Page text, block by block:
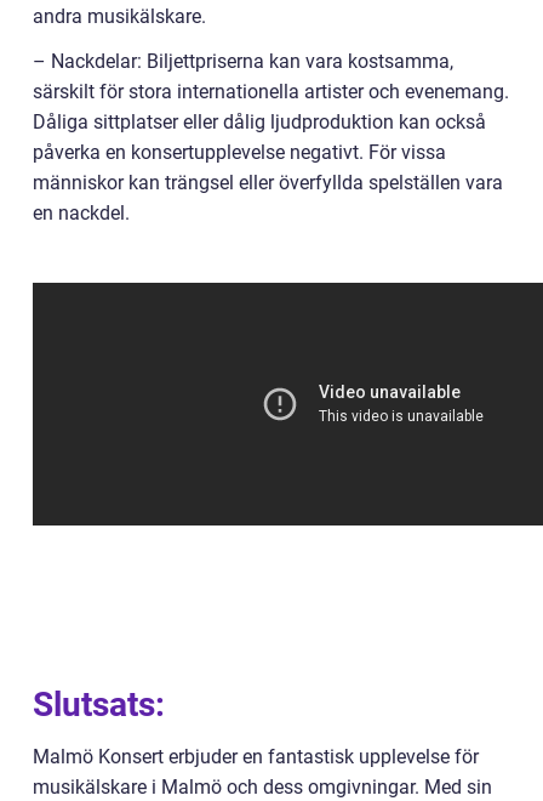
andra musikälskare.
– Nackdelar: Biljettpriserna kan vara kostsamma,
särskilt för stora internationella artister och evenemang.
Dåliga sittplatser eller dålig ljudproduktion kan också
påverka en konsertupplevelse negativt. För vissa
människor kan trängsel eller överfyllda spelställen vara
en nackdel.
Slutsats:
Malmö Konsert erbjuder en fantastisk upplevelse för
musikälskare i Malmö och dess omgivningar. Med sin